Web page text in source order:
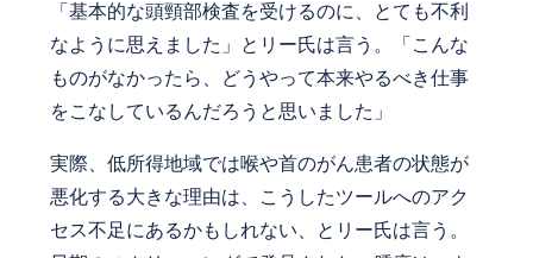
「基本的な頭頸部検査を受けるのに、とても不利
なように思えました」とリー氏は言う。「こんな
ものがなかったら、どうやって本来やるべき仕事
をこなしているんだろうと思いました」
実際、低所得地域では喉や首のがん患者の状態が
悪化する大きな理由は、こうしたツールへのアク
セス不足にあるかもしれない、とリー氏は言う。